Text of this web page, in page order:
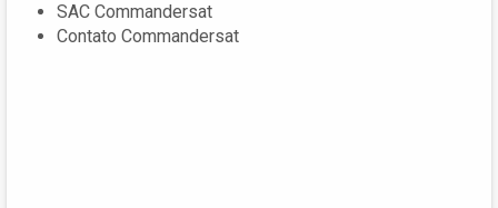
SAC Commandersat
Contato Commandersat